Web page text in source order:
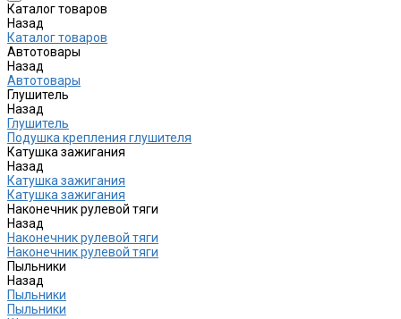
Каталог товаров
Назад
Каталог товаров
Автотовары
Назад
Автотовары
Глушитель
Назад
Глушитель
Подушка крепления глушителя
Катушка зажигания
Назад
Катушка зажигания
Катушка зажигания
Наконечник рулевой тяги
Назад
Наконечник рулевой тяги
Наконечник рулевой тяги
Пыльники
Назад
Пыльники
Пыльники